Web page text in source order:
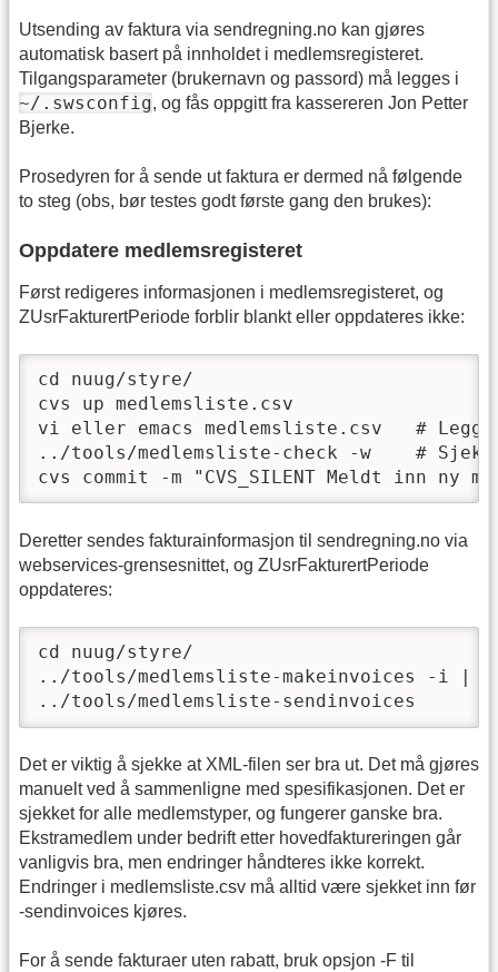
Utsending av faktura via sendregning.no kan gjøres
automatisk basert på innholdet i medlemsregisteret.
Tilgangsparameter (brukernavn og passord) må legges i
~/.swsconfig, og fås oppgitt fra kassereren Jon Petter
Bjerke.
Prosedyren for å sende ut faktura er dermed nå følgende
to steg (obs, bør testes godt første gang den brukes):
Oppdatere medlemsregisteret
Først redigeres informasjonen i medlemsregisteret, og
ZUsrFakturertPeriode forblir blankt eller oppdateres ikke:
cd nuug/styre/
cvs up medlemsliste.csv
vi eller emacs medlemsliste.csv   # Legg
../tools/medlemsliste-check -w    #
cvs commit -m "CVS_SILENT Meldt inn ny
Deretter sendes fakturainformasjon til sendregning.no via
webservices-grensesnittet, og ZUsrFakturertPeriode
oppdateres:
cd nuug/styre/
../tools/medlemsliste-makeinvoices -i |
../tools/medlemsliste-sendinvoices
Det er viktig å sjekke at XML-filen ser bra ut. Det må gjøres
manuelt ved å sammenligne med spesifikasjonen. Det er
sjekket for alle medlemstyper, og fungerer ganske bra.
Ekstramedlem under bedrift etter hovedfaktureringen går
vanligvis bra, men endringer håndteres ikke korrekt.
Endringer i medlemsliste.csv må alltid være sjekket inn før
-sendinvoices kjøres.
For å sende fakturaer uten rabatt, bruk opsjon -F til